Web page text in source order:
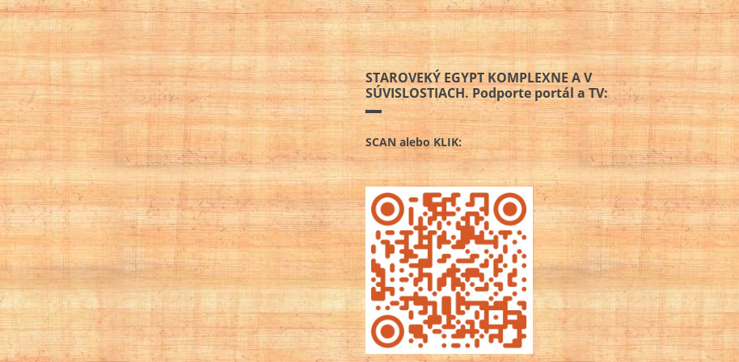
STAROVEKÝ EGYPT KOMPLEXNE A V
SÚVISLOSTIACH. Podporte portál a TV:
SCAN alebo KLIK: